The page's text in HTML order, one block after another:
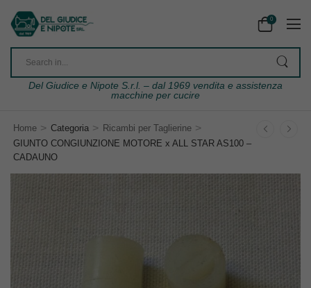
0
Del Giudice e Nipote S.r.l. – dal 1969 vendita e assistenza
macchine per cucire
Home > Categoria > Ricambi per Taglierine >
GIUNTO CONGIUNZIONE MOTORE x ALL STAR AS100 –
CADAUNO